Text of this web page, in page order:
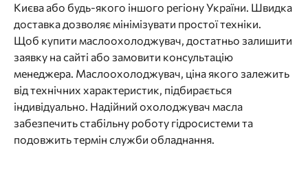
Києва або будь-якого іншого регіону України. Швидка
доставка дозволяє мінімізувати простої техніки.
Щоб купити маслоохолоджувач, достатньо залишити
заявку на сайті або замовити консультацію
менеджера. Маслоохолоджувач, ціна якого залежить
від технічних характеристик, підбирається
індивідуально. Надійний охолоджувач масла
забезпечить стабільну роботу гідросистеми та
подовжить термін служби обладнання.